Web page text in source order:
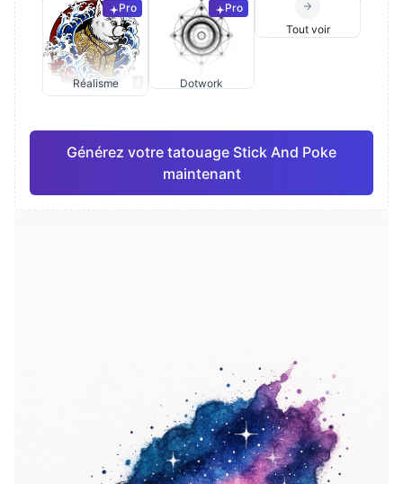
Pro
Réalisme
Pro
Dotwork
Tout voir
Générez votre tatouage Stick And Poke
maintenant